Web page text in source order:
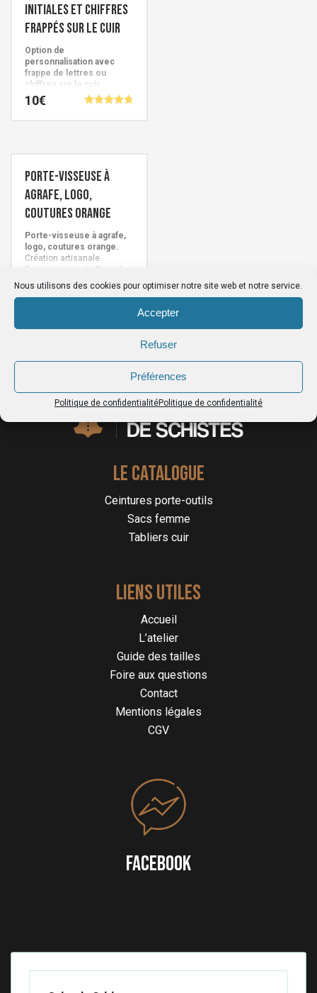
Nous utilisons des cookies pour optimiser notre site web et notre service.
Accepter
Refuser
Préférences
Politique de confidentialitéPolitique de confidentialité
Initiales et chiffres
frappés sur le cuir
Option de
personnalisation avec
frappe de lettres ou
chiffres sur le cuir.
Création artisanale
Française signée Cuirs de
10€
Porte-visseuse à
agrafe, logo,
coutures orange
Porte-visseuse à agrafe,
logo, coutures orange.
Création artisanale
Française signée Cuirs de
Schistes
89€
LE CATALOGUE
Ceintures porte-outils
Sacs femme
Tabliers cuir
LIENS UTILES
Accueil
L’atelier
Guide des tailles
Foire aux questions
Contact
Mentions légales
CGV
FACEBOOK